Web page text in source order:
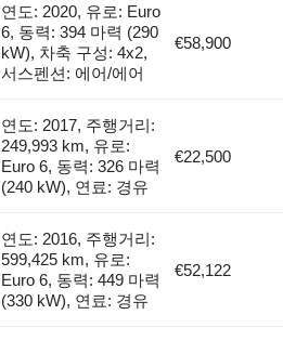
연도: 2020, 유로: Euro
6, 동력: 394 마력 (290
kW), 차축 구성: 4x2,
서스펜션: 에어/에어
€58,900
연도: 2017, 주행거리:
249,993 km, 유로:
Euro 6, 동력: 326 마력
(240 kW), 연료: 경유
€22,500
연도: 2016, 주행거리:
599,425 km, 유로:
Euro 6, 동력: 449 마력
(330 kW), 연료: 경유
€52,122